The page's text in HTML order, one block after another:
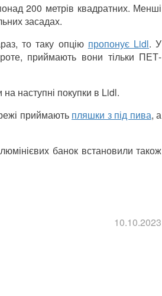
200 метрів квадратних. Менші
засадах.
то таку опцію пропонує Lidl. У
приймають вони тільки ПЕТ-
наступні покупки в Lidl.
приймають пляшки з під пива, а
банок встановили також
10.10.2023